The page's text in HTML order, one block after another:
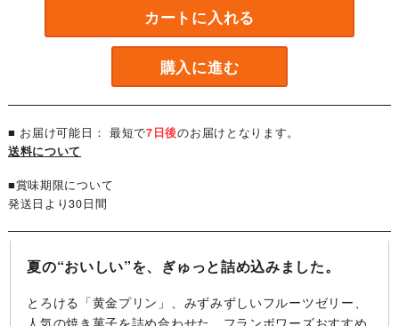
カートに入れる
購入に進む
■ お届け可能日： 最短で7日後のお届けとなります。
送料について
■賞味期限について
発送日より30日間
夏の“おいしい”を、ぎゅっと詰め込みました。
とろける「黄金プリン」、みずみずしいフルーツゼリー、
人気の焼き菓子を詰め合わせた、フランボワーズおすすめ